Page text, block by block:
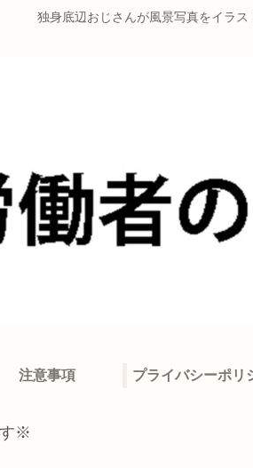
独身底辺おじさんが風景写真をイラ
注意事項 プライバシーポリ
す※